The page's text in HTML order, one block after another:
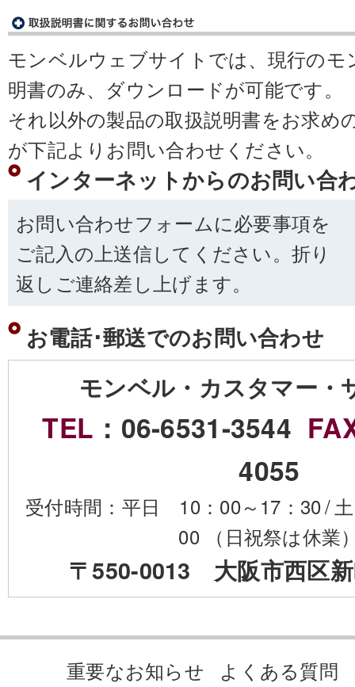
モンベルウェブサイトでは、現行のモ
明書のみ、ダウンロードが可能です。
それ以外の製品の取扱説明書をお求め
が下記よりお問い合わせください。
インターネットからのお問い合
お問い合わせフォームに必要事項を
ご記入の上送信してください。折り
返しご連絡差し上げます。
お電話･郵送でのお問い合わせ
モンベル・カスタマー・
TEL ：06-6531-3544
4055
受付時間：平日 10：00～17：30/
00 （日祝祭は休業
〒550-0013 大阪市西区
重要なお知らせ よくある質問